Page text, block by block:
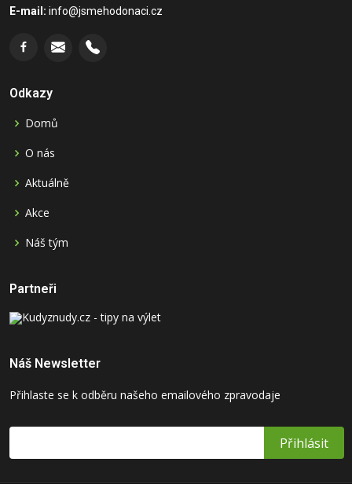
E-mail: info@jsmehodonaci.cz
Odkazy
Domů
O nás
Aktuálně
Akce
Náš tým
Partneři
Náš Newsletter
Přihlaste se k odběru našeho emailového zpravodaje